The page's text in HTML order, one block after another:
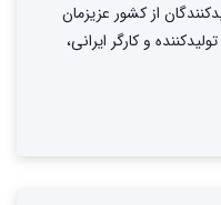
از کشور عزیزمان
و کارگر ایرانی،